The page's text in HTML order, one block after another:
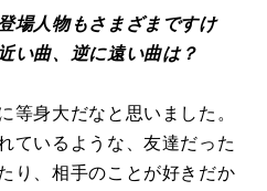
人物もさまざまですけ
い曲、逆に遠い曲は？
等身大だなと思いました。
ているような、友達だった
り、相手のことが好きだか